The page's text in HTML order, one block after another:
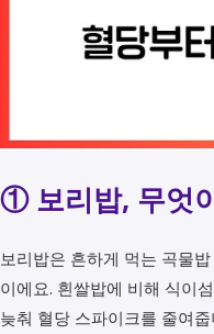
① 보리밥, 무엇
보리밥은 흔하게 먹는 곡물
이에요. 흰쌀밥에 비해 식이
늦춰 혈당 스파이크를 줄여